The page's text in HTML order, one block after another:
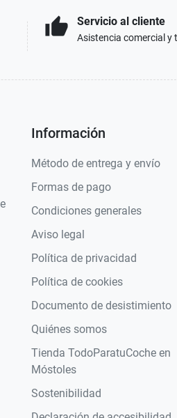
thumb_up Servicio al cliente
Asistencia comercial y
Información
Método de entrega y envío
Formas de pago
Condiciones generales
Aviso legal
Política de privacidad
Política de cookies
Documento de desistimiento
Quiénes somos
Tienda TodoParatuCoche en
Móstoles
Sostenibilidad